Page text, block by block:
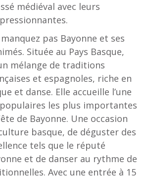
médiéval avec leurs
pas Bayonne et ses
Située au Pays Basque,
mélange de traditions
et espagnoles, riche en
et danse. Elle accueille l’une
les plus importantes
de Bayonne. Une occasion
basque, de déguster des
tels que le réputé
et de danser au rythme de
Avec une entrée à 15